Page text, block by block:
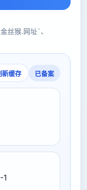
丝猴.网址`、
新缓存 已备案
1